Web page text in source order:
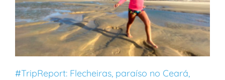
#TripReport: Flecheiras, paraíso no Ceará,